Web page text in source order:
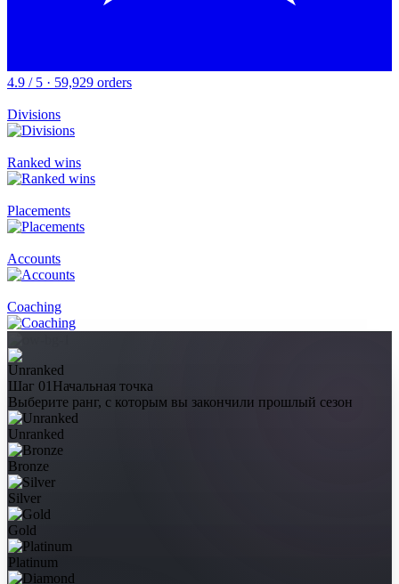
4.9 / 5 · 59,929 orders
Divisions
Ranked wins
Placements
Accounts
Coaching
Шаг 01 Начальная точка
Выберите ранг, с которым вы закончили прошлый сезон
Unranked
Bronze
Silver
Gold
Platinum